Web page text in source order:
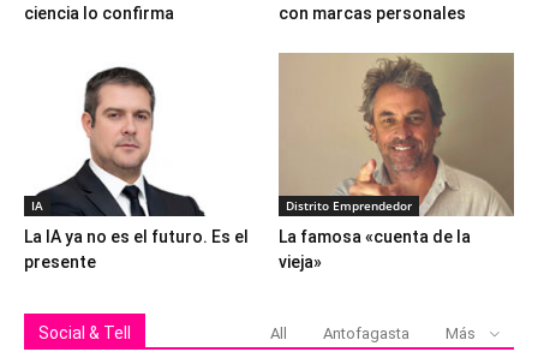
ciencia lo confirma
con marcas personales
IA
La IA ya no es el futuro. Es el
presente
Distrito Emprendedor
La famosa «cuenta de la
vieja»
Social & Tell All Antofagasta Más